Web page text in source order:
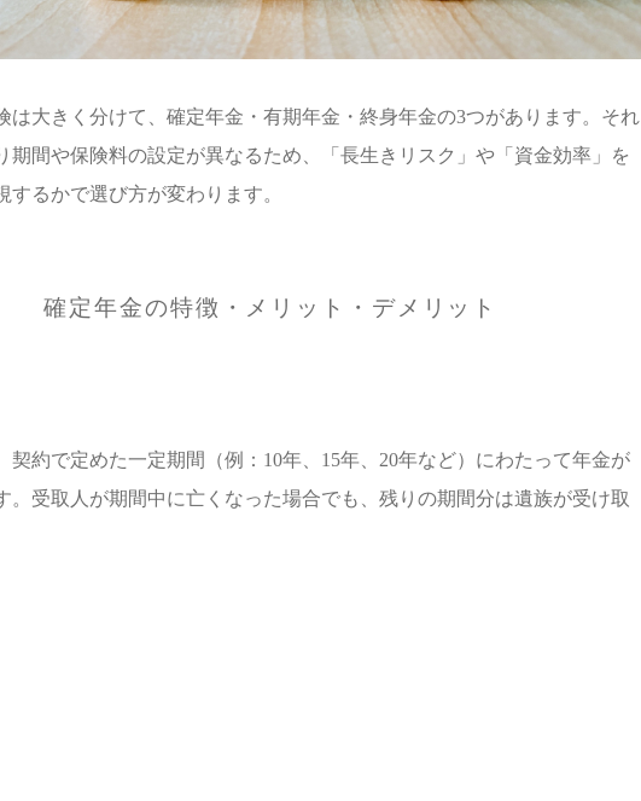
は大きく分けて、確定年金・有期年金・終身年金の3つがあります。それ
期間や保険料の設定が異なるため、「長生きリスク」や「資金効率」を
するかで選び方が変わります。
確定年金の特徴・メリット・デメリット
契約で定めた一定期間（例：10年、15年、20年など）にわたって年金が
。受取人が期間中に亡くなった場合でも、残りの期間分は遺族が受け取